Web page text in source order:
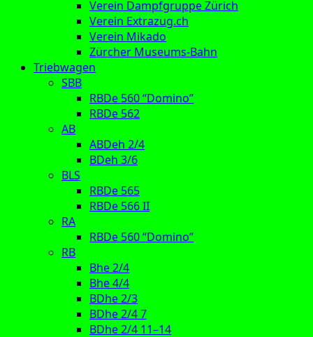
Verein Dampfgruppe Zürich
Verein Extrazug.ch
Verein Mikado
Zürcher Museums-Bahn
Triebwagen
SBB
RBDe 560 “Domino”
RBDe 562
AB
ABDeh 2/4
BDeh 3/6
BLS
RBDe 565
RBDe 566 II
RA
RBDe 560 “Domino”
RB
Bhe 2/4
Bhe 4/4
BDhe 2/3
BDhe 2/4 7
BDhe 2/4 11–14